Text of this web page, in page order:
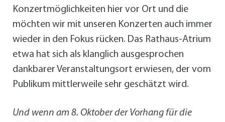
Konzertmöglichkeiten hier vor Ort und die
möchten wir mit unseren Konzerten auch immer
wieder in den Fokus rücken. Das Rathaus-Atrium
etwa hat sich als klanglich ausgesprochen
dankbarer Veranstaltungsort erwiesen, der vom
Publikum mittlerweile sehr geschätzt wird.
Und wenn am 8. Oktober der Vorhang für die